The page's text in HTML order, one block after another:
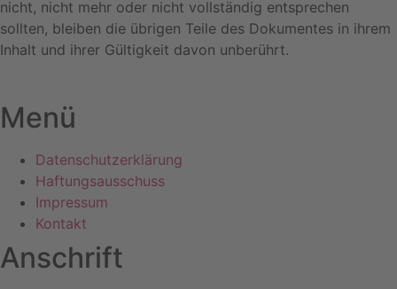
nicht, nicht mehr oder nicht vollständig entsprechen
sollten, bleiben die übrigen Teile des Dokumentes in ihrem
Inhalt und ihrer Gültigkeit davon unberührt.
Menü
Datenschutzerklärung
Haftungsausschuss
Impressum
Kontakt
Anschrift